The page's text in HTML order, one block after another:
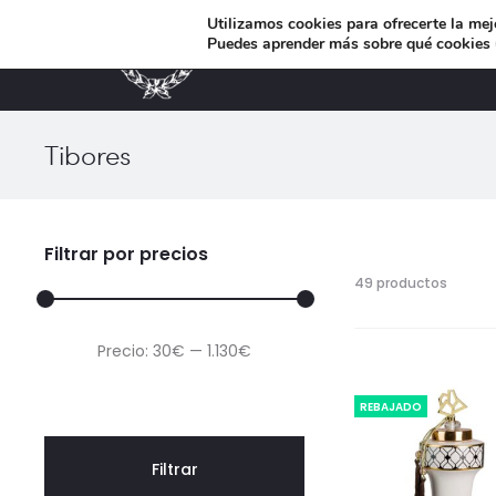
MUEBLES DE DISEÑO
Tibores
49 productos
por
los
últimos
REBAJADO
Filtrar por precios
Precio
Precio
Filtrar
Precio: 30€ — 1.130€
Utilizamos cookies para ofrecerte la
Puedes aprender más sobre qué